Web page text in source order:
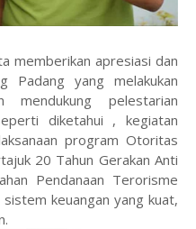
memberikan apresiasi dan
Padang yang melakukan
mendukung pelestarian
diketahui , kegiatan
program Otoritas
20 Tahun Gerakan Anti
Pendanaan Terorisme
keuangan yang kuat,